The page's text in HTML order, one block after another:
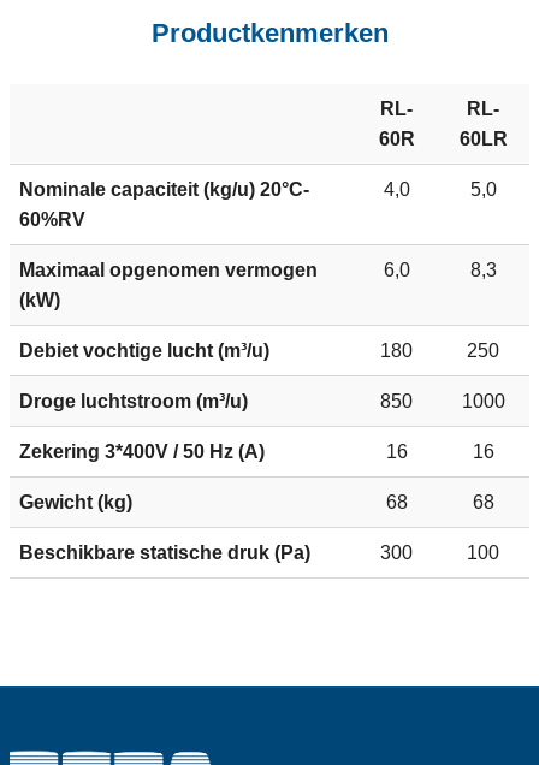
Productkenmerken
RL-
60R
RL-
60LR
Nominale capaciteit (kg/u) 20°C-
60%RV
4,0 5,0
Maximaal opgenomen vermogen
(kW)
6,0 8,3
Debiet vochtige lucht (m³/u) 180 250
Droge luchtstroom (m³/u) 850 1000
Zekering 3*400V / 50 Hz (A) 16 16
Gewicht (kg) 68 68
Beschikbare statische druk (Pa) 300 100